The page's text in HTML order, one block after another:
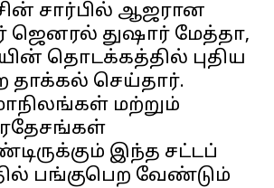
சார்பில் ஆஜரான
ஜெனரல் துஷார் மேத்தா,
தொடக்கத்தில் புதிய
தாக்கல் செய்தார்.
மற்றும்
இந்த சட்டப்
பங்குபெற வேண்டும்